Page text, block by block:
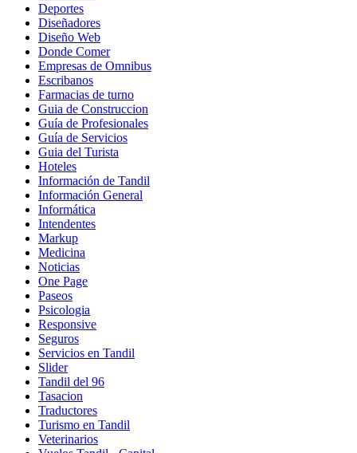
Deportes
Diseñadores
Diseño Web
Donde Comer
Empresas de Omnibus
Escribanos
Farmacias de turno
Guia de Construccion
Guía de Profesionales
Guía de Servicios
Guia del Turista
Hoteles
Información de Tandil
Información General
Informática
Intendentes
Markup
Medicina
Noticias
One Page
Paseos
Psicologia
Responsive
Seguros
Servicios en Tandil
Slider
Tandil del 96
Tasacion
Traductores
Turismo en Tandil
Veterinarios